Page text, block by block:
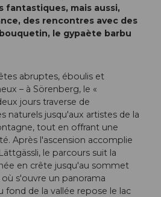
fantastiques, mais aussi,
des rencontres avec des
le gypaète barbu
abruptes, éboulis et
– à Sörenberg, le «
jours traverse de
naturels jusqu'aux artistes de la
tout en offrant une
Après l'ascension accomplie
le parcours suit la
en crête jusqu'au sommet
s'ouvre un panorama
fond de la vallée repose le lac